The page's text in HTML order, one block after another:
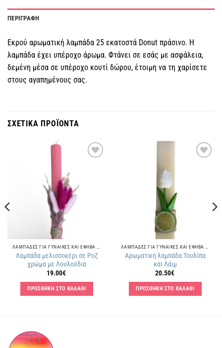
ΠΕΡΙΓΡΑΦΗ
Εκρού αρωματική λαμπάδα 25 εκατοστά Donut πράσινο. Η
λαμπάδα έχει υπέροχο άρωμα. Φτάνει σε εσάς με ασφάλεια,
δεμένη μέσα σε υπέροχο κουτί δώρου, έτοιμη να τη χαρίσετε
στους αγαπημένους σας.
ΣΧΕΤΙΚΑ ΠΡΟΪΟΝΤΑ
επιθυμιών
ΛΑΜΠΑΔΕΣ ΓΙΑ ΓΥΝΑΙΚΕΣ ΚΑΙ ΕΦΗΒΑ ΚΟΡΙΤΣΙΑ
Λαμπάδα μελισσοκέρι σε Ροζ
χρώμα με Λουλούδια
19.00€
ΠΡΟΣΘΗΚΗ ΣΤΟ ΚΑΛΑΘΙ
ΛΑΜΠΑΔΕΣ ΓΙΑ ΓΥΝΑΙΚΕΣ ΚΑΙ ΕΦΗΒΑ ΚΟΡΙΤΣΙΑ
Αρωματική λαμπάδα Τουλίπα
και Λάιμ
20.50€
ΠΡΟΣΘΗΚΗ ΣΤΟ ΚΑΛΑΘΙ